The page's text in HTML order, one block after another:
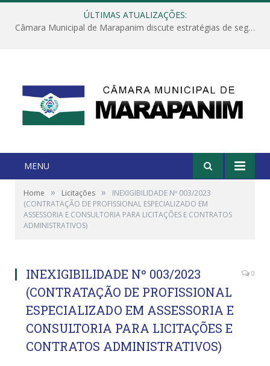
ÚLTIMAS ATUALIZAÇÕES:
Câmara Municipal de Marapanim discute estratégias de segurança com autoridades e poder executivo
MENU
Home » Licitações »
INEXIGIBILIDADE Nº 003/2023
(CONTRATAÇÃO DE PROFISSIONAL ESPECIALIZADO EM
ASSESSORIA E CONSULTORIA PARA LICITAÇÕES E CONTRATOS
ADMINISTRATIVOS)
INEXIGIBILIDADE Nº 003/2023
(CONTRATAÇÃO DE PROFISSIONAL
ESPECIALIZADO EM ASSESSORIA E
CONSULTORIA PARA LICITAÇÕES E
CONTRATOS ADMINISTRATIVOS)
0